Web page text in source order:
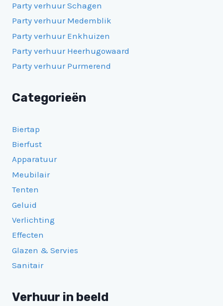
Party verhuur Schagen
Party verhuur Medemblik
Party verhuur Enkhuizen
Party verhuur Heerhugowaard
Party verhuur Purmerend
Categorieën
Biertap
Bierfust
Apparatuur
Meubilair
Tenten
Geluid
Verlichting
Effecten
Glazen & Servies
Sanitair
Verhuur in beeld